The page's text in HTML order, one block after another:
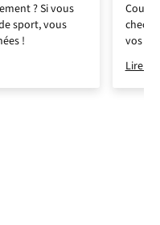
? Si vous
sport, vous
!
check-
vos
Lire la